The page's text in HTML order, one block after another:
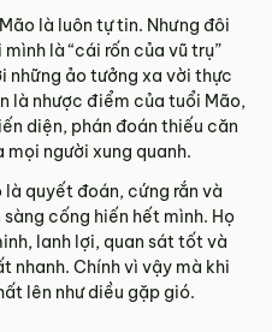
là luôn tự tin. Nhưng đôi
là “cái rốn của vũ trụ”
những ảo tưởng xa vời thực
là nhược điểm của tuổi Mão,
diện, phán đoán thiếu căn
người xung quanh.
quyết đoán, cứng rắn và
cống hiến hết mình. Họ
lanh lợi, quan sát tốt và
nhanh. Chính vì vậy mà khi
lên như diều gặp gió.